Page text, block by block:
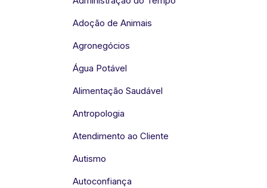
Adoção de Animais
Agronegócios
Água Potável
Alimentação Saudável
Antropologia
Atendimento ao Cliente
Autismo
Autoconfiança